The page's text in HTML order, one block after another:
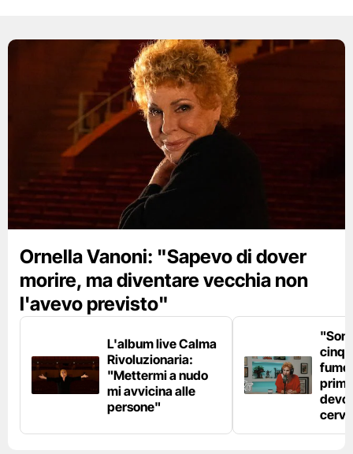
Ornella Vanoni: "Sapevo di dover
morire, ma diventare vecchia non
l'avevo previsto"
L'album live Calma
Rivoluzionaria:
"Mettermi a nudo
mi avvicina alle
persone"
fumo
devo